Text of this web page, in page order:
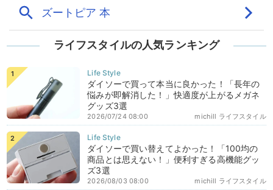
ライフスタイルの人気ランキング
ダイソーで買って本当に良かった！「長年の
悩みが即解消した！」快適度が上がるメガネ
グッズ3選
michill ライフスタイル
2026/07/24 08:00
ダイソーで買い替えてよかった！「100均の
商品とは思えない！」便利すぎる高機能グッ
ズ3選
michill ライフスタイル
2026/08/03 08:00